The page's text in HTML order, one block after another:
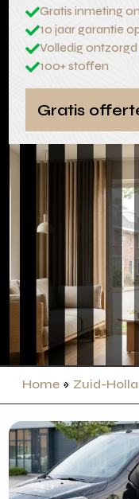
Gratis inmeting
10 jaar garantie
Volledig ontzorgd
100+ stoffen
Gratis
Home» Zuid-